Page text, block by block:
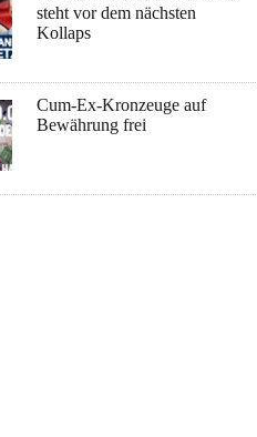
steht vor dem nächsten
Kollaps
Cum-Ex-Kronzeuge auf
Bewährung frei